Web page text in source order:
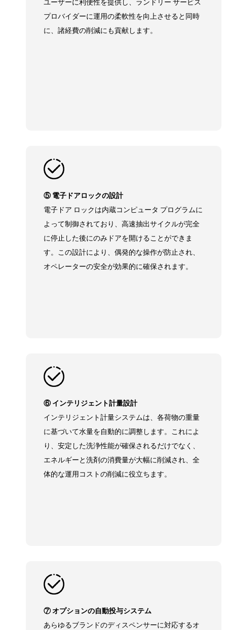
ユーザーに利便性を提供し、ランドリー サービス
プロバイダーに運用の柔軟性を向上させると同時
に、諸経費の削減にも貢献します。
⑤ 電子ドアロックの設計
電子ドア ロックは内蔵コンピュータ プログラムに
よって制御されており、高速抽出サイクルが完全
に停止した後にのみドアを開けることができま
す。この設計により、偶発的な操作が防止され、
オペレーターの安全が効果的に確保されます。
⑥ インテリジェント計量設計
インテリジェント計量システムは、各荷物の重量
に基づいて水量を自動的に調整します。これによ
り、安定した洗浄性能が確保されるだけでなく、
エネルギーと洗剤の消費量が大幅に削減され、全
体的な運用コストの削減に役立ちます。
⑦ オプションの自動投与システム
あらゆるブランドのディスペンサーに対応するオ